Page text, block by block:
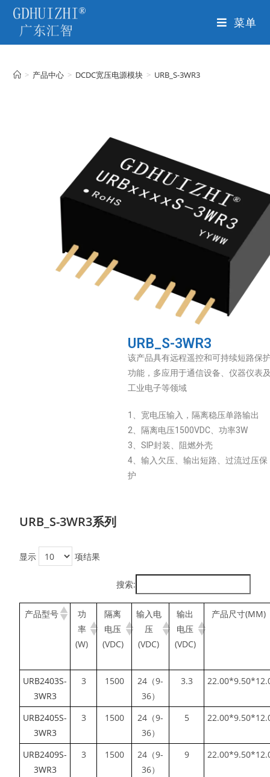
菜单
> 产品中心 > DCDC宽压电源模块 > URB_S-3WR3
URB_S-3WR3
该产品具有远程遥控和可持续短路保
功能，多应用于通信设备、仪器仪表
工业电子等领域
1、宽电压输入，隔离稳压单路输出
2、隔离电压1500VDC、功率3W
3、SIP封装、阻燃外壳
4、输入欠压、输出短路、过流过压保
护
URB_S-3WR3系列
显示 项结果
搜索:
产品型号
功
率
(W)
隔离
电压
(VDC)
输入电
压
(VDC)
输出
电压
(VDC)
产品尺寸(MM)
URB2403S-
3WR3
3 1500
24（9-
36）
3.3
URB2405S-
3WR3
3 1500
24（9-
36）
5
URB2409S-
3WR3
3 1500
24（9-
36）
9